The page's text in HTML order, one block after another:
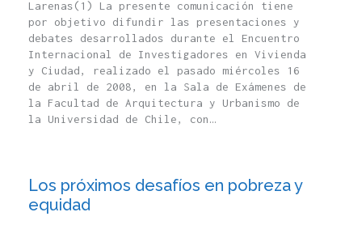
Larenas(1) La presente comunicación tiene
por objetivo difundir las presentaciones y
debates desarrollados durante el Encuentro
Internacional de Investigadores en Vivienda
y Ciudad, realizado el pasado miércoles 16
de abril de 2008, en la Sala de Exámenes de
la Facultad de Arquitectura y Urbanismo de
la Universidad de Chile, con…
Los próximos desafíos en pobreza y
equidad